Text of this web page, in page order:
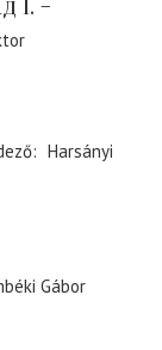
I. -
Harsányi
Gábor